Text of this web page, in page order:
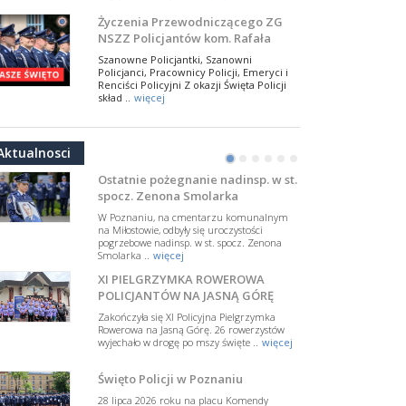
Życzenia Przewodniczącego ZG
NSZZ Policjantów kom. Rafała
Jankowskiego z okazji Święta
Policji 2026
Szanowne Policjantki, Szanowni
Policjanci, Pracownicy Policji, Emeryci i
Renciści Policyjni Z okazji Święta Policji
skład .. więcej
NSZZ Policjantów: Policja nie może
W przestrzeni publicznej po raz kolejny
pojawiły się wypowiedzi, które uderzają
w funkcjonariuszki i funkcjonariuszy
Policj .. więcej
Dodatkowe zarobkowanie
policjantów. NSZZP: obecne
rozwiązania wymagają zmian
zmiany przepisów regulujących
podejmowanie przez policjantów
dodatkowej pracy zarobkowe ..
więcej
Krok 1. Umorzenie. Krok 2. Walka
z hejtem
Postępowanie dotyczące interwencji
Policji w miejscu zamieszkania red.
Tomasza Sakiewicza zostało umorzone.
•• • •••
NSZZ Policjantów
Na zaproszenie Zarządu Głównego NSZZ
Policjantów w Polsce gościł Rafael Laskowski z
Departamentu Policji w Nowym Jorku, o
.. więcej
PAMIĘTAMY I ODDAJMY HOŁD ST.
SIERŻ. MARKOWI SIENICKIEMU
poświęconą starszemu sierżantowi Mar
Ostatnie pożegnanie nadinsp. w st.
spocz. Zenona Smolarka
W Poznaniu, na cmentarzu komunalnym
na Miłostowie, odbyły się uroczystości
pogrzebowe nadinsp. w st. spocz. Zenona
Smolarka .. więcej
XI PIELGRZYMKA ROWEROWA
POLICJANTÓW NA JASNĄ GÓRĘ
Zakończyła się XI Policyjna Pielgrzymka
Rowerowa na Jasną Górę. 26 rowerzystów
wyjechało w drogę po mszy święte .. więcej
Święto Policji w Poznaniu
28 lipca 2026 roku na placu Komendy